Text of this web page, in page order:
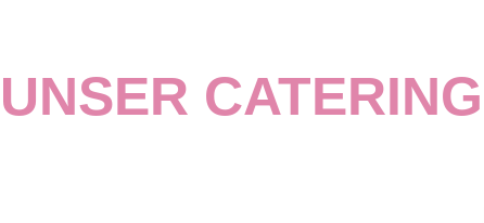
UNSER